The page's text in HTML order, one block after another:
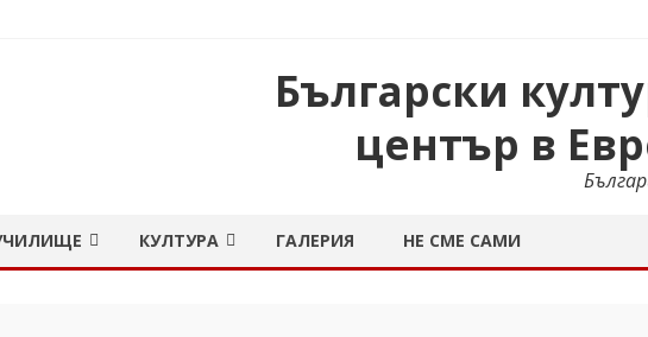
център в Еврорегион „Маас-Рейн“Български
център в
to
content
КУЛТУРА ГАЛЕРИЯ НЕ СМЕ САМИ